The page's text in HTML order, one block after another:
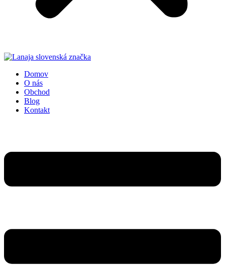
Domov
O nás
Obchod
Blog
Kontakt